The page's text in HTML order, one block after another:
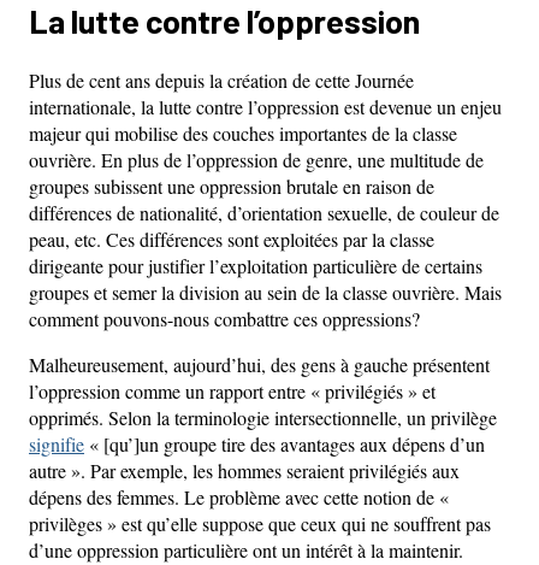
La lutte contre l’oppression
Plus de cent ans depuis la création de cette Journée
internationale, la lutte contre l’oppression est devenue un enjeu
majeur qui mobilise des couches importantes de la classe
ouvrière. En plus de l’oppression de genre, une multitude de
groupes subissent une oppression brutale en raison de
différences de nationalité, d’orientation sexuelle, de couleur de
peau, etc. Ces différences sont exploitées par la classe
dirigeante pour justifier l’exploitation particulière de certains
groupes et semer la division au sein de la classe ouvrière. Mais
comment pouvons-nous combattre ces oppressions?
Malheureusement, aujourd’hui, des gens à gauche présentent
l’oppression comme un rapport entre « privilégiés » et
opprimés. Selon la terminologie intersectionnelle, un privilège
signifie « [qu’]un groupe tire des avantages aux dépens d’un
autre ». Par exemple, les hommes seraient privilégiés aux
dépens des femmes. Le problème avec cette notion de «
privilèges » est qu’elle suppose que ceux qui ne souffrent pas
d’une oppression particulière ont un intérêt à la maintenir.